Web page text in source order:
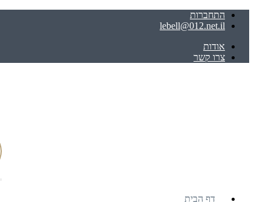
התחברות
lebell@012.net.il
אודות
צרו קשר
דף הבית